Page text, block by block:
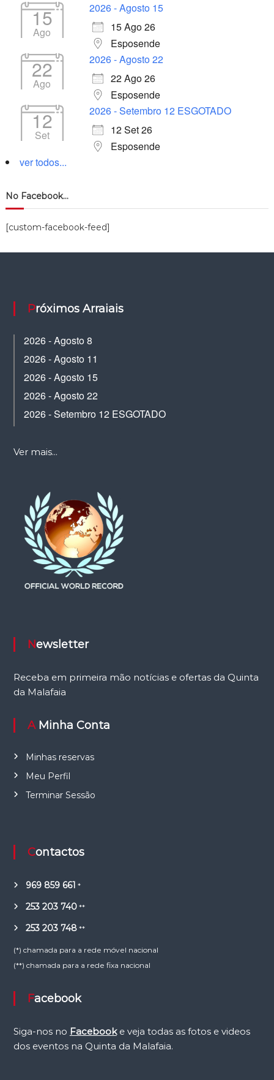
15
Ago
2026 - Agosto 15
15 Ago 26
Esposende
22
Ago
2026 - Agosto 22
22 Ago 26
Esposende
12
Set
2026 - Setembro 12 ESGOTADO
12 Set 26
Esposende
ver todos...
No Facebook…
[custom-facebook-feed]
Próximos Arraiais
2026 - Agosto 8
2026 - Agosto 11
2026 - Agosto 15
2026 - Agosto 22
2026 - Setembro 12 ESGOTADO
Ver mais...
Newsletter
Receba em primeira mão notícias e ofertas da Quinta
da Malafaia
A Minha Conta
Minhas reservas
Meu Perfil
Terminar Sessão
Contactos
969 859 661 *
253 203 740**
253 203 748**
(*) chamada para a rede móvel nacional
(**) chamada para a rede fixa nacional
Facebook
Siga-nos no Facebooke veja todas as fotos e videos
dos eventos na Quinta da Malafaia.